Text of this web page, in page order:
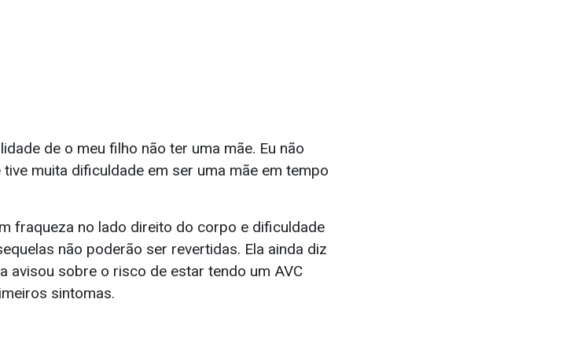
de o meu filho não ter uma mãe. Eu não
muita dificuldade em ser uma mãe em tempo
fraqueza no lado direito do corpo e dificuldade
não poderão ser revertidas. Ela ainda diz
avisou sobre o risco de estar tendo um AVC
sintomas.